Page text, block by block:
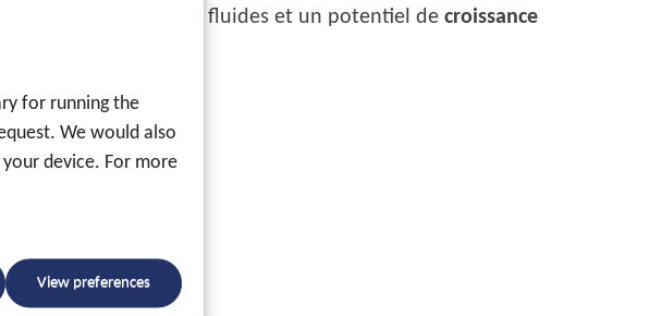
for running the
We would also
device. For more
View preferences
des opérations plus fluides et un potentiel decroissance